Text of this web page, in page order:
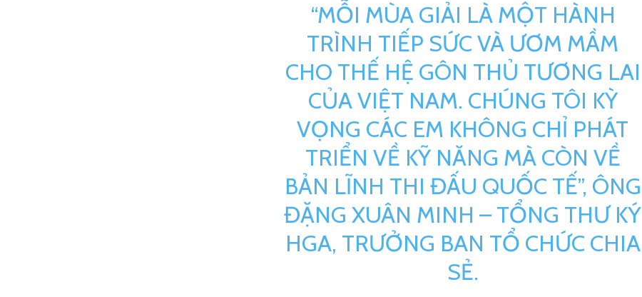
“MỖI MÙA GIẢI LÀ MỘT HÀNH
TRÌNH TIẾP SỨC VÀ ƯƠM MẦM
CHO THẾ HỆ GÔN THỦ TƯƠNG LAI
CỦA VIỆT NAM. CHÚNG TÔI KỲ
VỌNG CÁC EM KHÔNG CHỈ PHÁT
TRIỂN VỀ KỸ NĂNG MÀ CÒN VỀ
BẢN LĨNH THI ĐẤU QUỐC TẾ”, ÔNG
ĐẶNG XUÂN MINH – TỔNG THƯ KÝ
HGA, TRƯỞNG BAN TỔ CHỨC CHIA
SẺ.